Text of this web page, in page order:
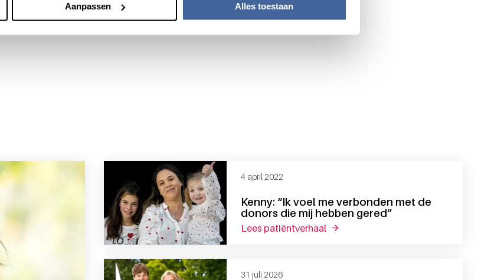
Aanpassen Alles toestaan
Kenny: “Ik voel me verbonden met de
donors die mij hebben gered”
4 april 2022
lees patiëntverhaal over kenny: “ik voel me verbonden
31 juli 2026